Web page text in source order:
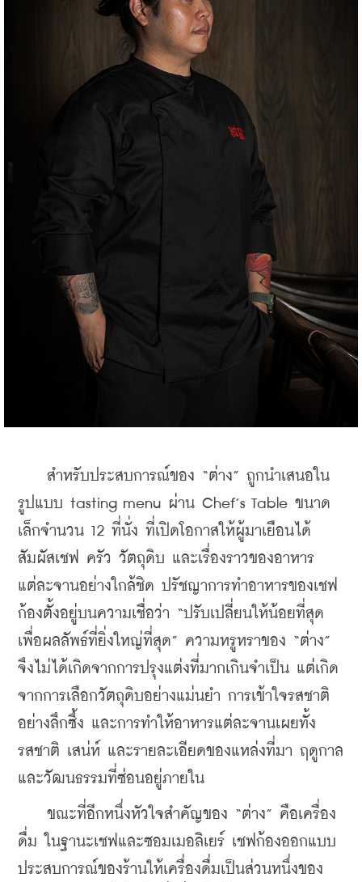
สำหรับประสบการณ์ของ “ต่าง” ถูกนำเสนอใน
รูปแบบ tasting menu ผ่าน Chef’s Table ขนาด
เล็กจำนวน 12 ที่นั่ง ที่เปิดโอกาสให้ผู้มาเยือนได้
สัมผัสเชฟ ครัว วัตถุดิบ และเรื่องราวของอาหาร
แต่ละจานอย่างใกล้ชิด ปรัชญาการทำอาหารของเชฟ
ก้องตั้งอยู่บนความเชื่อว่า “ปรับเปลี่ยนให้น้อยที่สุด
เพื่อผลลัพธ์ที่ยิ่งใหญ่ที่สุด” ความหรูหราของ “ต่าง”
จึงไม่ได้เกิดจากการปรุงแต่งที่มากเกินจำเป็น แต่เกิด
จากการเลือกวัตถุดิบอย่างแม่นยำ การเข้าใจรสชาติ
อย่างลึกซึ้ง และการทำให้อาหารแต่ละจานเผยทั้ง
รสชาติ เสน่ห์ และรายละเอียดของแหล่งที่มา ฤดูกาล
และวัฒนธรรมที่ซ่อนอยู่ภายใน
ขณะที่อีกหนึ่งหัวใจสำคัญของ “ต่าง” คือเครื่อง
ดื่ม ในฐานะเชฟและซอมเมอลิเยร์ เชฟก้องออกแบบ
ประสบการณ์ของร้านให้เครื่องดื่มเป็นส่วนหนึ่งของ